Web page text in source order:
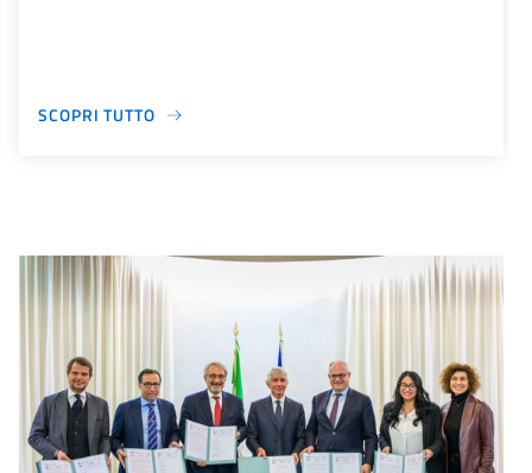
SCOPRI TUTTO